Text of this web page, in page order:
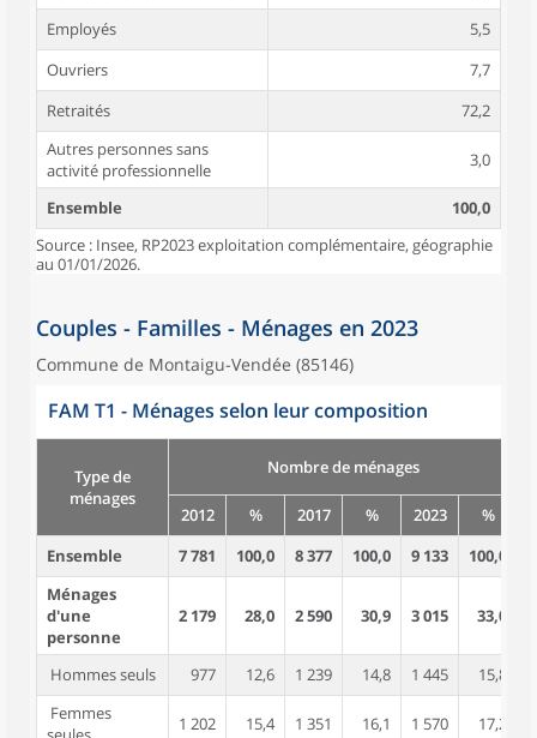
Employés
5,5
Ouvriers
7,7
Retraités
72,2
Autres personnes sans
activité professionnelle
3,0
Ensemble
100,0
Source : Insee, RP2023 exploitation complémentaire, géographie
au 01/01/2026.
Couples - Familles - Ménages en 2023
Commune de Montaigu-Vendée (85146)
FAM T1 - Ménages selon leur composition
Type de
ménages
Nombre de ménages
2012 % 2017 % 2023 %
Ensemble
7 781 100,0 8 377 100,0 9 133 100,0
Ménages
d'une
personne
2 179 28,0 2 590 30,9 3 015 33,0
Hommes seuls 977 12,6 1 239 14,8 1 445
15,8
Femmes
1 202 15,4 1 351 16,1 1 570 17,2